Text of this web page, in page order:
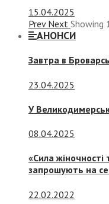
15.04.2025
Prev Next Showing 1
АНОНСИ
Завтра в
23.04.2025
У
08.04.2025
«Сила жіночності
запрошують на
22.02.2022